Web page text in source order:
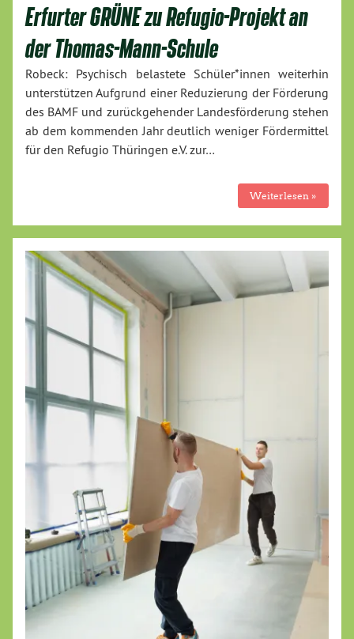
Erfurter GRÜNE zu Refugio-Projekt an
der Thomas-Mann-Schule
Robeck: Psychisch belastete Schüler*innen weiterhin
unterstützen Aufgrund einer Reduzierung der Förderung
des BAMF und zurückgehender Landesförderung stehen
ab dem kommenden Jahr deutlich weniger Fördermittel
für den Refugio Thüringen e.V. zur…
Weiterlesen »